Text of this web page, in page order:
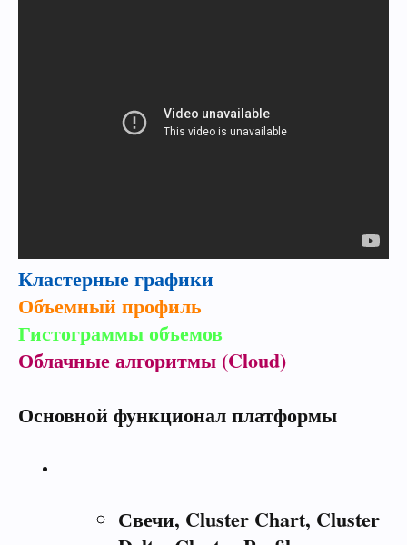
Кластерные графики
Объемный профиль
Гистограммы объемов
Облачные алгоритмы (Cloud)
Основной функционал платформы
Свечи, Cluster Chart, Cluster